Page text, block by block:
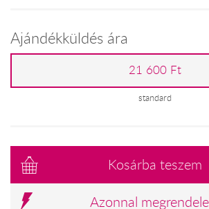
Ajándékküldés ára
21 600 Ft
standard
Kosárba teszem
Azonnal